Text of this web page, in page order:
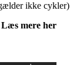
ikke cykler)
Læs mere her